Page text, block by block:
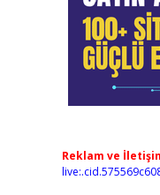
Reklam ve